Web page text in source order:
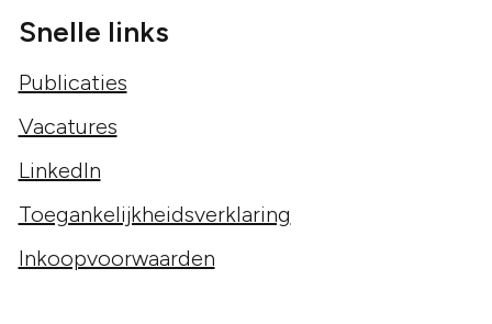
Snelle links
Publicaties
Vacatures
LinkedIn
Toegankelijkheidsverklaring
Inkoopvoorwaarden